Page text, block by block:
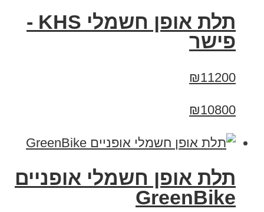
תלת אופן חשמלי KHS -
פישר
₪11200
₪10800
תלת אופן חשמלי אופניים
GreenBike